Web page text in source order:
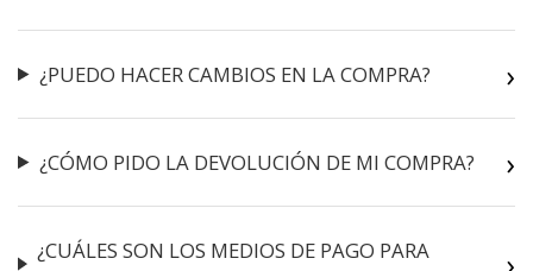
¿PUEDO HACER CAMBIOS EN LA COMPRA?
¿CÓMO PIDO LA DEVOLUCIÓN DE MI COMPRA?
¿CUÁLES SON LOS MEDIOS DE PAGO PARA